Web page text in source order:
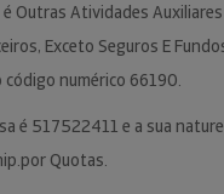
Outras Atividades Auxiliares
Exceto Seguros E
código numérico 66190.
é 517522411 e a sua
Quotas.